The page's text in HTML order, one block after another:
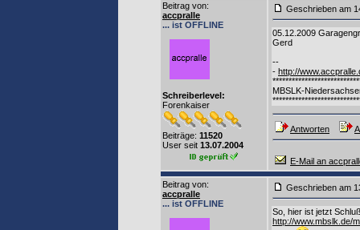
Beitrag von:
accpralle
... ist OFFLINE
Schreiberlevel:
Forenkaiser
Beiträge: 11520
User seit 13.07.2004
Geschrieben
05.12.2009
Gerd
--
- http://
MBSLK-
Antworten
E-Mail an
Beitrag von:
accpralle
... ist OFFLINE
Geschrieben
So, hier ist jetzt
http://www.mbslk.de/